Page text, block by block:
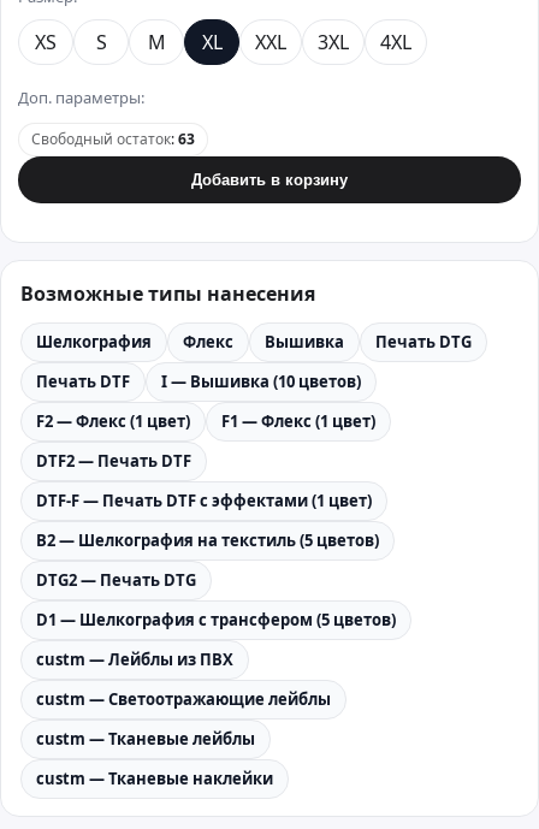
XS S M XL XXL 3XL 4XL
Доп. параметры:
Свободный остаток:63
Добавить в корзину
Возможные типы нанесения
Шелкография Флекс Вышивка
Печать DTG
Печать DTF
I — Вышивка (10 цветов)
F2 — Флекс (1 цвет)
F1 — Флекс (1 цвет)
DTF2 — Печать DTF
DTF-F — Печать DTF с эффектами (1 цвет)
B2 — Шелкография на текстиль (5 цветов)
DTG2 — Печать DTG
D1 — Шелкография с трансфером (5 цветов)
custm — Лейблы из ПВХ
custm — Светоотражающие лейблы
custm — Тканевые лейблы
custm — Тканевые наклейки